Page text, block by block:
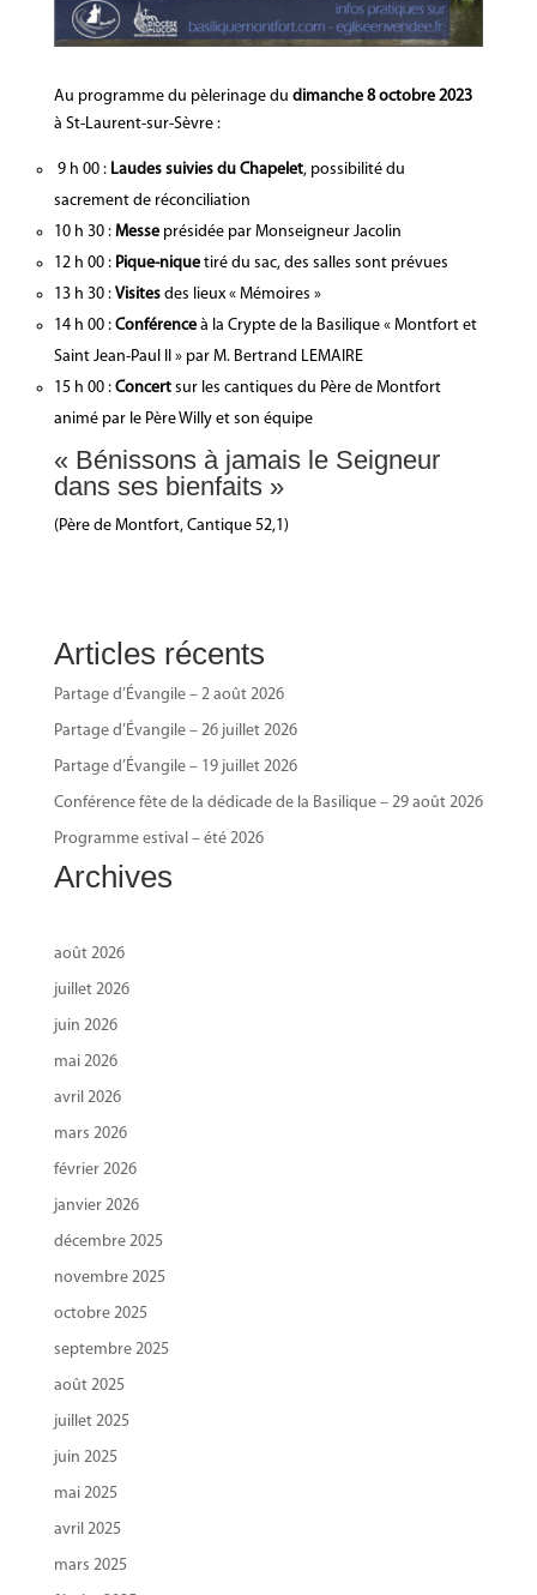
Au programme du pèlerinage du dimanche 8 octobre 2023
à St-Laurent-sur-Sèvre :
9 h 00 : Laudes suivies du Chapelet, possibilité du
sacrement de réconciliation
10 h 30 : Messeprésidée par Monseigneur Jacolin
12 h 00 : Pique-niquetiré du sac, des salles sont prévues
13 h 30 : Visitesdes lieux « Mémoires »
14 h 00 : Conférenceà la Crypte de la Basilique « Montfort et
Saint Jean-Paul II » par M. Bertrand LEMAIRE
15 h 00 : Concertsur les cantiques du Père de Montfort
animé par le Père Willy et son équipe
« Bénissons à jamais le Seigneur
dans ses bienfaits »
(Père de Montfort, Cantique 52,1)
Articles récents
Partage d’Évangile – 2 août 2026
Partage d’Évangile – 26 juillet 2026
Partage d’Évangile – 19 juillet 2026
Conférence fête de la dédicade de la Basilique – 29 août 2026
Programme estival – été 2026
Archives
août 2026
juillet 2026
juin 2026
mai 2026
avril 2026
mars 2026
février 2026
janvier 2026
décembre 2025
novembre 2025
octobre 2025
septembre 2025
août 2025
juillet 2025
juin 2025
mai 2025
avril 2025
mars 2025